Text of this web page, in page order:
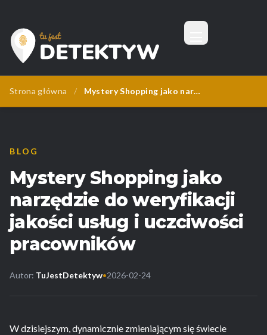
Tu Jest Detektyw
Menu
Strona główna / Mystery Shopping jako narzędzie do weryfikacji jakości usług i uczciwości pracowników
BLOG
Mystery Shopping jako
narzędzie do weryfikacji
jakości usług i uczciwości
pracowników
Autor: TuJestDetektyw•2026-02-24
W dzisiejszym, dynamicznie zmieniającym się świecie